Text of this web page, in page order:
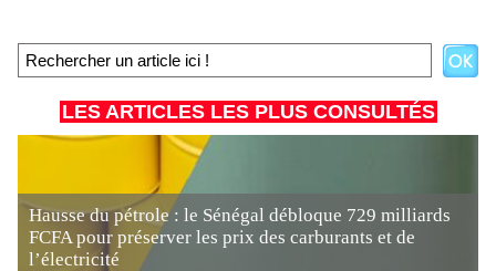
LES ARTICLES LES PLUS CONSULTÉS
Hausse du pétrole : le Sénégal débloque 729 milliards
FCFA pour préserver les prix des carburants et de
l’électricité